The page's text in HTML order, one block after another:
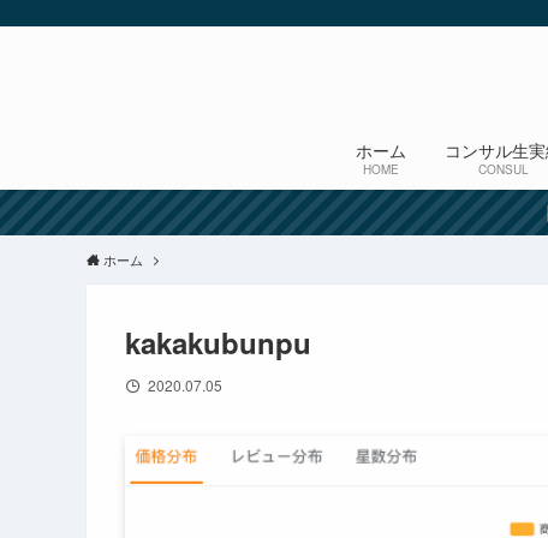
ホーム
HOME
コンサル生
CONSUL
ホーム
kakakubunpu
2020.07.05